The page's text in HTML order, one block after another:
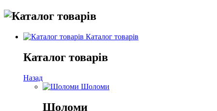
Каталог товарів
Каталог товарів
Назад
Шоломи
Шоломи